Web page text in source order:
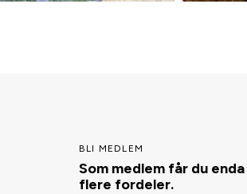
BLI MEDLEM
Som medlem får du enda
flere fordeler.